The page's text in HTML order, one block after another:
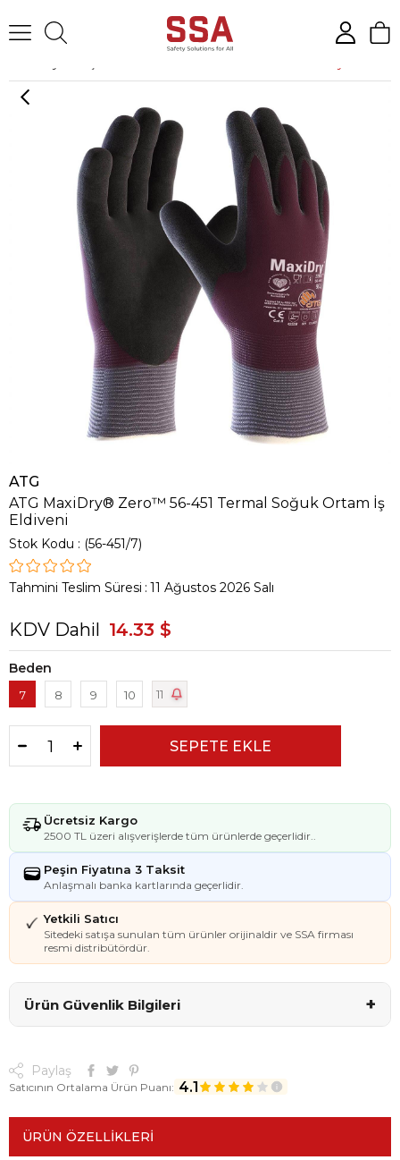
ATG
ATG MaxiDry® Zero™ 56-451 Termal Soğuk Ortam İş
Eldiveni
Stok Kodu (56-451/7)
Tahmini Teslim Süresi : 11 Ağustos 2026 Salı
KDV Dahil 14.33 $
Beden
7 8 9 10 11
Ücretsiz Kargo
2500 TL üzeri alışverişlerde tüm ürünlerde geçerlidir..
Peşin Fiyatına 3 Taksit
Anlaşmalı banka kartlarında geçerlidir.
Yetkili Satıcı
Sitedeki satışa sunulan tüm ürünler orijinaldir ve SSA firması
resmi distribütördür.
Ürün Güvenlik Bilgileri +
Paylaş
Satıcının Ortalama Ürün Puanı: 4.1
ÜRÜN ÖZELLIKLERI